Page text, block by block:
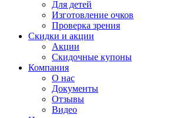
Для детей
Изготовление очков
Проверка зрения
Скидки и акции
Акции
Скидочные купоны
Компания
О нас
Документы
Отзывы
Видео